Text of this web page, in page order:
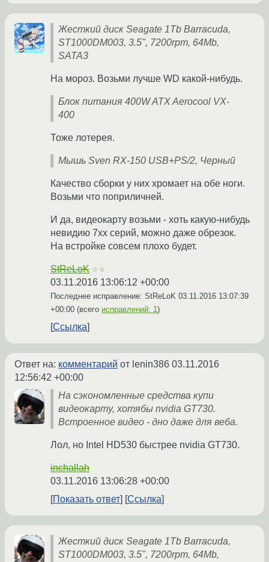
Жесткий диск Seagate 1Tb Barracuda,
ST1000DM003, 3.5", 7200rpm, 64Mb,
SATA3
На мороз. Возьми лучше WD какой-нибудь.
Блок питания 400W ATX Aerocool VX-
400
Тоже лотерея.
Мышь Sven RX-150 USB+PS/2, Черный
Качество сборки у них хромает на обе ноги.
Возьми что поприличней.
И да, видеокарту возьми - хоть какую-нибудь
невидию 7xx серий, можно даже обрезок.
На встройке совсем плохо будет.
StReLoK ☆☆
03.11.2016 13:06:12 +00:00
Последнее исправление: StReLoK 03.11.2016 13:07:39
+00:00 (всего исправлений: 1)
Ссылка
Ответ на: комментарий от lenin386 03.11.2016
12:56:42 +00:00
На сэкономленные средства купи
видеокарту, хотябы nvidia GT730.
Встроенное видео - дно даже для веба.
Лол, но Intel HD530 быстрее nvidia GT730.
inchallah
03.11.2016 13:06:28 +00:00
Показать ответ
Ссылка
Жесткий диск Seagate 1Tb Barracuda,
ST1000DM003, 3.5", 7200rpm, 64Mb,